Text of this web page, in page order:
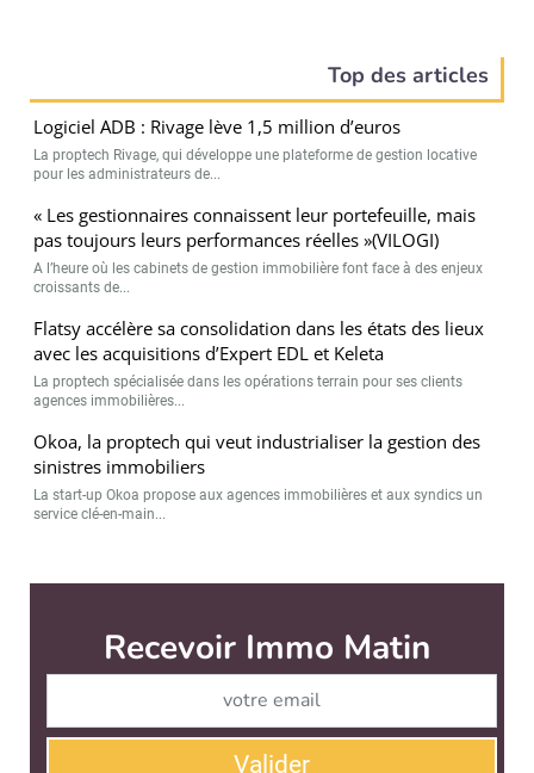
Top des articles
Logiciel ADB : Rivage lève 1,5 million d’euros
La proptech Rivage, qui développe une plateforme de gestion locative
pour les administrateurs de...
« Les gestionnaires connaissent leur portefeuille, mais
pas toujours leurs performances réelles »(VILOGI)
A l’heure où les cabinets de gestion immobilière font face à des enjeux
croissants de...
Flatsy accélère sa consolidation dans les états des lieux
avec les acquisitions d’Expert EDL et Keleta
La proptech spécialisée dans les opérations terrain pour ses clients
agences immobilières...
Okoa, la proptech qui veut industrialiser la gestion des
sinistres immobiliers
La start-up Okoa propose aux agences immobilières et aux syndics un
service clé-en-main...
Immo Matin est édité par